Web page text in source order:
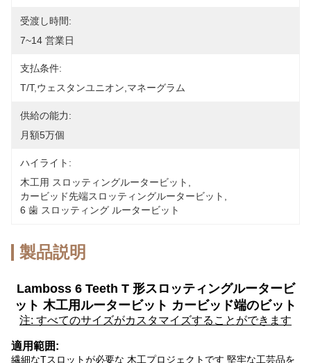
受渡し時間:
7~14 営業日
支払条件:
T/T,ウェスタンユニオン,マネーグラム
供給の能力:
月額5万個
ハイライト:
木工用 スロッティングルータービット
カービッド先端スロッティングルータービット
6 歯 スロッティング ルータービット
製品説明
Lamboss 6 Teeth T 形スロッティングルータービ
ット 木工用ルータービット カービッド端のビット
注: すべてのサイズがカスタマイズすることができます
適用範囲:
繊細なTスロットが必要な 木工プロジェクトです 堅牢な工芸品を